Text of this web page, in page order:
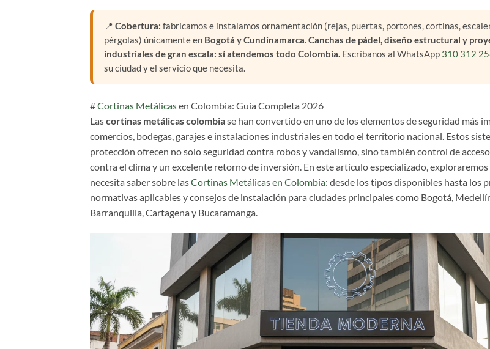
📍 Cobertura: fabricamos e instalamos ornamentación (rejas, puertas, portones, cortinas,
pérgolas) únicamente en Bogotá y Cundinamarca.Canchas de pádel, diseño estructural y
industriales de gran escala: sí atendemos todo Colombia. Escríbanos al WhatsApp 310 312
su ciudad y el servicio que necesita.
#Cortinas Metálicasen Colombia: Guía Completa 2026
Lascortinas metálicas colombiase han convertido en uno de los elementos de seguridad más
comercios, bodegas, garajes e instalaciones industriales en todo el territorio nacional. Estos
protección ofrecen no solo seguridad contra robos y vandalismo, sino también control de
contra el clima y un excelente retorno de inversión. En este artículo especializado,
necesita saber sobre lasCortinas Metálicas en Colombia: desde los tipos disponibles hasta los
normativas aplicables y consejos de instalación para ciudades principales como Bogotá,
Barranquilla, Cartagena y Bucaramanga.